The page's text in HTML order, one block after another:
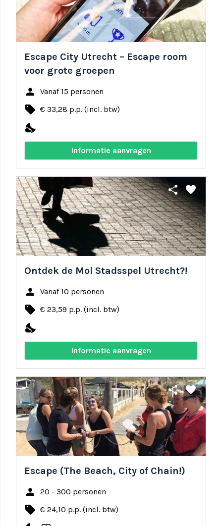
Escape City Utrecht – Escape room
voor grote groepen
person Vanaf 15 personen
local_offer € 33,28 p.p. (incl. btw)
nights_stay
Informatie aanvragen
share favorite
Ontdek de Mol Stadsspel Utrecht?!
person Vanaf 10 personen
local_offer € 23,59 p.p. (incl. btw)
nights_stay
Informatie aanvragen
share favorite
Escape (The Beach, City of Chain!)
person 20 - 300 personen
local_offer € 24,10 p.p. (incl. btw)